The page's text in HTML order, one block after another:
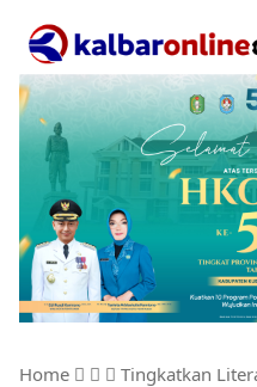
Home Tingkatkan Literasi dan Inklusi